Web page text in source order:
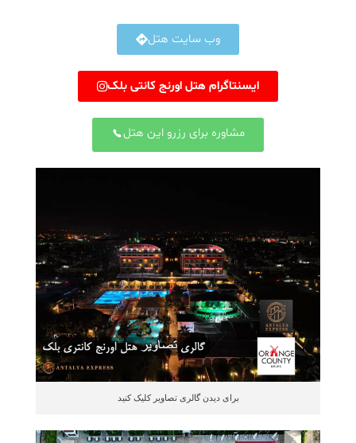
وب سایت هتل
ایسنتاگرام هتل اورنج کانتی بلک
مشاوره برای رزرو این هتل
برای دیدن گالری تصاویر کلیک کنید